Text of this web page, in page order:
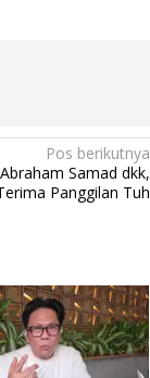
Pos berikutnya
Samad dkk,
Panggilan Tuh